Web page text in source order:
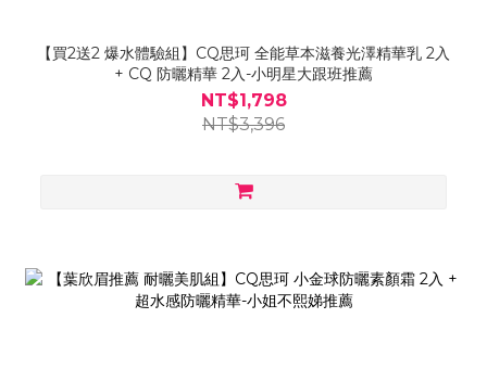
【買2送2 爆水體驗組】CQ思珂 全能草本滋養光澤精華乳 2入
+ CQ 防曬精華 2入-小明星大跟班推薦
NT$1,798
NT$3,396